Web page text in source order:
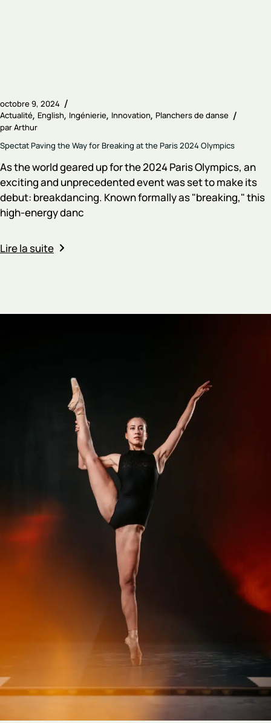
octobre 9, 2024
Actualité English Ingénierie Innovation Planchers de danse
parArthur
Spectat Paving the Way for Breaking at the Paris 2024 Olympics
As the world geared up for the 2024 Paris Olympics, an
exciting and unprecedented event was set to make its
debut: breakdancing. Known formally as "breaking," this
high-energy danc
Lire la suite